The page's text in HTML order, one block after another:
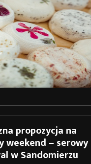
propozycja na
weekend – serowy
w Sandomierzu